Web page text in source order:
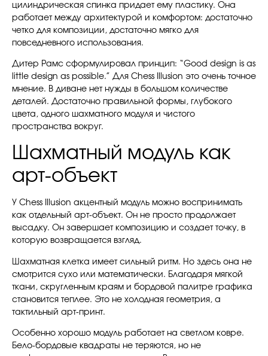
цилиндрическая спинка придает ему пластику. Она
работает между архитектурой и комфортом: достаточно
четко для композиции, достаточно мягко для
повседневного использования.
Дитер Рамс сформулировал принцип: “Good design is as
little design as possible.” Для Chess Illusion это очень точное
мнение. В диване нет нужды в большом количестве
деталей. Достаточно правильной формы, глубокого
цвета, одного шахматного модуля и чистого
пространства вокруг.
Шахматный модуль как
арт-объект
У Chess Illusion акцентный модуль можно воспринимать
как отдельный арт-объект. Он не просто продолжает
высадку. Он завершает композицию и создает точку, в
которую возвращается взгляд.
Шахматная клетка имеет сильный ритм. Но здесь она не
смотрится сухо или математически. Благодаря мягкой
ткани, скругленным краям и бордовой палитре графика
становится теплее. Это не холодная геометрия, а
тактильный арт-принт.
Особенно хорошо модуль работает на светлом ковре.
Бело-бордовые квадраты не теряются, но не